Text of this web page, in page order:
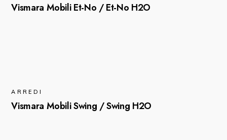
Vismara Mobili Et-No / Et-No H2O
ARREDI
Vismara Mobili Swing / Swing H2O